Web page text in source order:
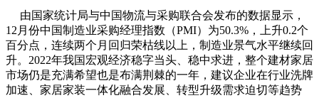
由国家统计局与中国物流与采购联合会发布的数据显示，
12月份中国制造业采购经理指数（PMI）为50.3%，上升0.2个
百分点，连续两个月回归荣枯线以上，制造业景气水平继续回
升。2022年我国宏观经济稳字当头、稳中求进，整个建材家居
市场仍是充满希望也是布满荆棘的一年，建议企业在行业洗牌
加速、家居家装一体化融合发展、转型升级需求迫切等趋势